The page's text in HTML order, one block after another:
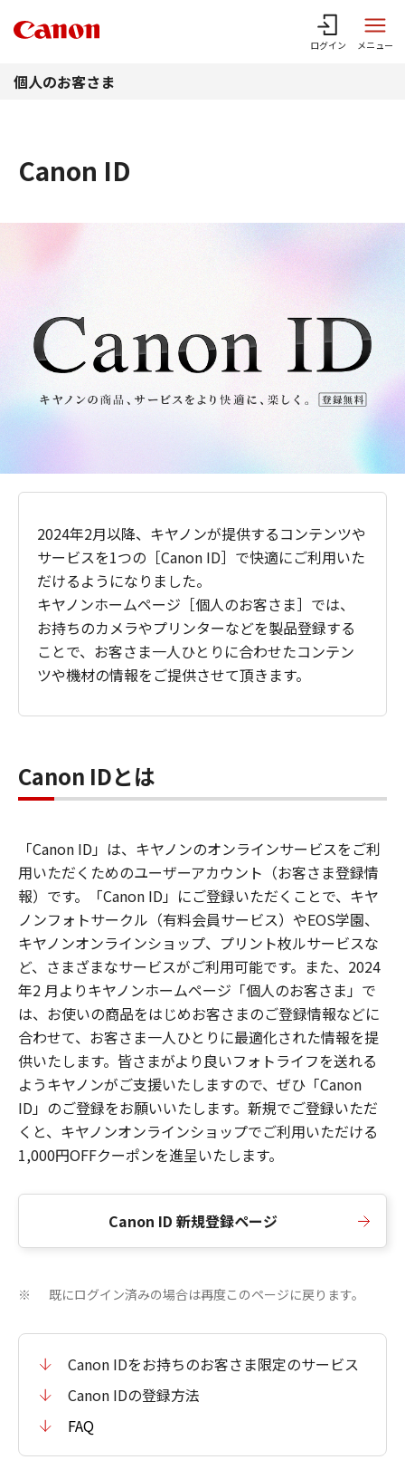
ログイン メニュー
個人のお客さま
Canon ID
2024年2月以降、キヤノンが提供するコンテンツや
サービスを1つの［Canon ID］で快適にご利用いた
だけるようになりました。
キヤノンホームページ［個人のお客さま］では、
お持ちのカメラやプリンターなどを製品登録する
ことで、お客さま一人ひとりに合わせたコンテン
ツや機材の情報をご提供させて頂きます。
Canon IDとは
「Canon ID」は、キヤノンのオンラインサービスをご利
用いただくためのユーザーアカウント（お客さま登録情
報）です。「Canon ID」にご登録いただくことで、キヤ
ノンフォトサークル（有料会員サービス）やEOS学園、
キヤノンオンラインショップ、プリント枚ルサービスな
ど、さまざまなサービスがご利用可能です。また、2024
年2 月よりキヤノンホームページ「個人のお客さま」で
は、お使いの商品をはじめお客さまのご登録情報などに
合わせて、お客さま一人ひとりに最適化された情報を提
供いたします。皆さまがより良いフォトライフを送れる
ようキヤノンがご支援いたしますので、ぜひ「Canon
ID」のご登録をお願いいたします。新規でご登録いただ
くと、キヤノンオンラインショップでご利用いただける
1,000円OFFクーポンを進呈いたします。
Canon ID 新規登録ページ
※ 既にログイン済みの場合は再度このページに戻ります。
Canon IDをお持ちのお客さま限定のサービス
Canon IDの登録方法
FAQ